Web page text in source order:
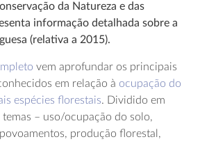
da Natureza e das
informação detalhada sobre a
(relativa a 2015).
vem aprofundar os principais
em relação à ocupação do
espécies florestais. Dividido em
– uso/ocupação do solo,
produção florestal,